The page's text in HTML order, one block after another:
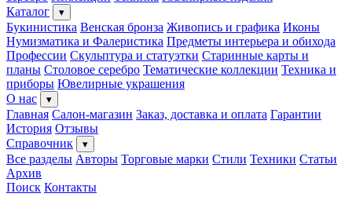
Каталог
▾
Букинистика Венская бронза Живопись и графика Иконы
Нумизматика и Фалеристика Предметы интерьера и обихода
Профессии Скульптура и статуэтки Старинные карты и
планы Столовое серебро Тематические коллекции Техника и
приборы Ювелирные украшения
О нас
▾
Главная Салон-магазин Заказ, доставка и оплата Гарантии
История Отзывы
Справочник
▾
Все разделы Авторы Торговые марки Стили Техники Статьи
Архив
Поиск Контакты